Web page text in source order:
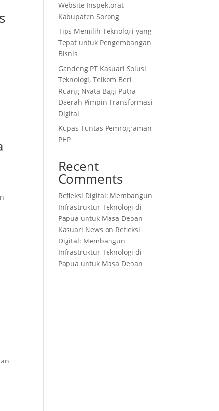
Website Inspektorat
Kabupaten Sorong
Tips Memilih Teknologi yang
Tepat untuk Pengembangan
Bisnis
Gandeng PT Kasuari Solusi
Teknologi, Telkom Beri
Ruang Nyata Bagi Putra
Daerah Pimpin Transformasi
Digital
Kupas Tuntas Pemrograman
PHP
Recent
Comments
Refleksi Digital: Membangun
Infrastruktur Teknologi di
Papua untuk Masa Depan -
Kasuari News on Refleksi
Digital: Membangun
Infrastruktur Teknologi di
Papua untuk Masa Depan